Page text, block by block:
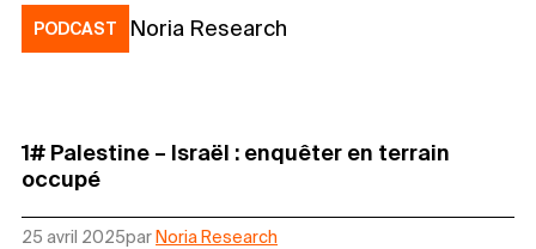
PODCAST Noria Research
1# Palestine – Israël : enquêter en terrain
occupé
25 avril 2025par Noria Research